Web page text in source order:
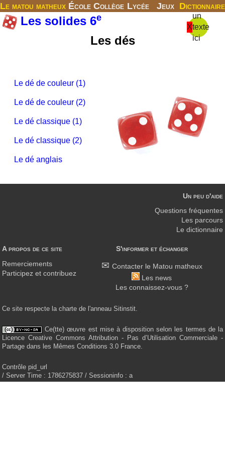
Le matou matheux École Collège Lycée Jeux Dictionnaire
X
un
texte
ici
Les solides 6e
Les dés
Le dé de couleur (1)
Le dé de couleur (2)
Le dé classique (1)
Le dé classique (2)
Le dé anglais
A propos de ce site
Remerciements
Participez et contribuez
S'informer et échanger
Contacter le Matou matheux
Les news
Les connaissez-vous ?
Un peu d'aide
Questions fréquentes
Les parcours
Le dictionnaire
Ce site respecte la charte de l'anneau Sitinstit.
Ce(tte) œuvre est mise à disposition selon les termes de la
Licence Creative Commons Attribution - Pas d’Utilisation Commerciale -
Partage dans les Mêmes Conditions 3.0 France.
Contrôle pid_url
/ Server Time : 1786275837 / Sessioninfo : a